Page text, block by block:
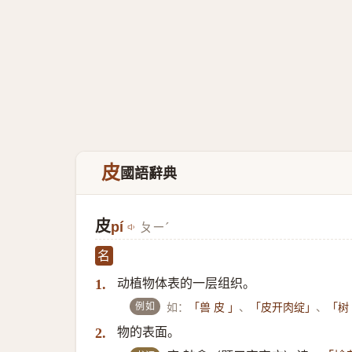
皮國語辭典
皮pí ㄆㄧˊ
名
1. 动植物体表的一层组织。
例如 如： 「兽 皮 」 、 「皮开肉绽」 、 「
2. 物的表面。